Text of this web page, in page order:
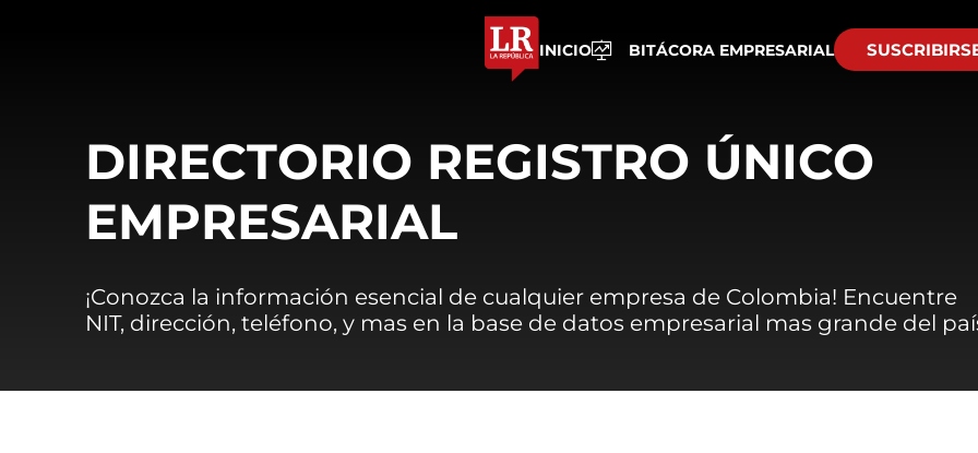
INICIO BITÁCORA EMPRESARIAL
DIRECTORIO REGISTRO ÚNICO
EMPRESARIAL
¡Conozca la información esencial de cualquier empresa de Colombia! Encuentre
NIT, dirección, teléfono, y mas en la base de datos empresarial mas grande del